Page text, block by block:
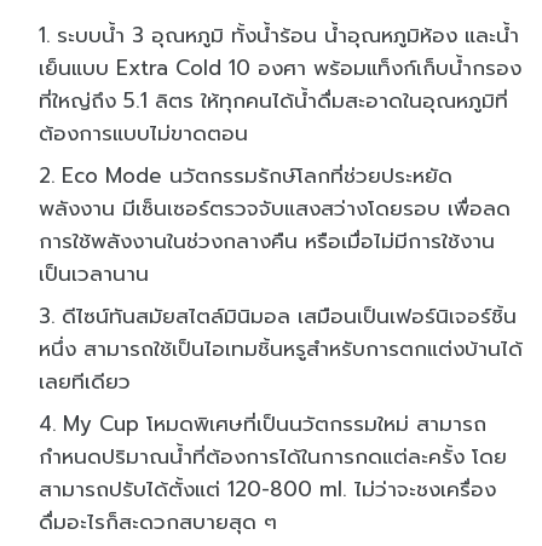
ระบบน้ำ 3 อุณหภูมิ ทั้งน้ำร้อน น้ำอุณหภูมิห้อง และน้ำ
เย็นแบบ Extra Cold 10 องศา พร้อมแท็งก์เก็บน้ำกรอง
ที่ใหญ่ถึง 5.1 ลิตร ให้ทุกคนได้น้ำดื่มสะอาดในอุณหภูมิที่
ต้องการแบบไม่ขาดตอน
Eco Mode นวัตกรรมรักษ์โลกที่ช่วยประหยัด
พลังงาน มีเซ็นเซอร์ตรวจจับแสงสว่างโดยรอบ เพื่อลด
การใช้พลังงานในช่วงกลางคืน หรือเมื่อไม่มีการใช้งาน
เป็นเวลานาน
ดีไซน์ทันสมัยสไตล์มินิมอล เสมือนเป็นเฟอร์นิเจอร์ชิ้น
หนึ่ง สามารถใช้เป็นไอเทมชิ้นหรูสำหรับการตกแต่งบ้านได้
เลยทีเดียว
My Cup โหมดพิเศษที่เป็นนวัตกรรมใหม่ สามารถ
กำหนดปริมาณน้ำที่ต้องการได้ในการกดแต่ละครั้ง โดย
สามารถปรับได้ตั้งแต่ 120-800 ml. ไม่ว่าจะชงเครื่อง
ดื่มอะไรก็สะดวกสบายสุด ๆ